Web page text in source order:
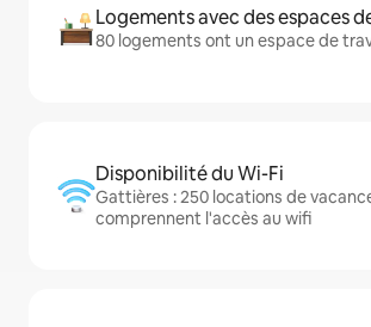
Logements avec des espaces
80 logements ont un espace de
Disponibilité du Wi-Fi
Gattières : 250 locations de
comprennent l'accès au wifi